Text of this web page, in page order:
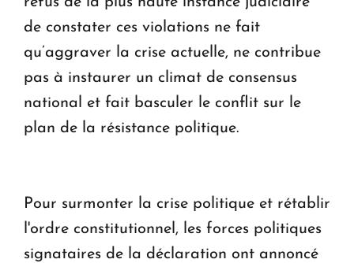
de constater ces violations ne fait
qu’aggraver la crise actuelle, ne contribue
pas à instaurer un climat de consensus
national et fait basculer le conflit sur le
plan de la résistance politique.
Pour surmonter la crise politique et rétablir
l'ordre constitutionnel, les forces politiques
signataires de la déclaration ont annoncé